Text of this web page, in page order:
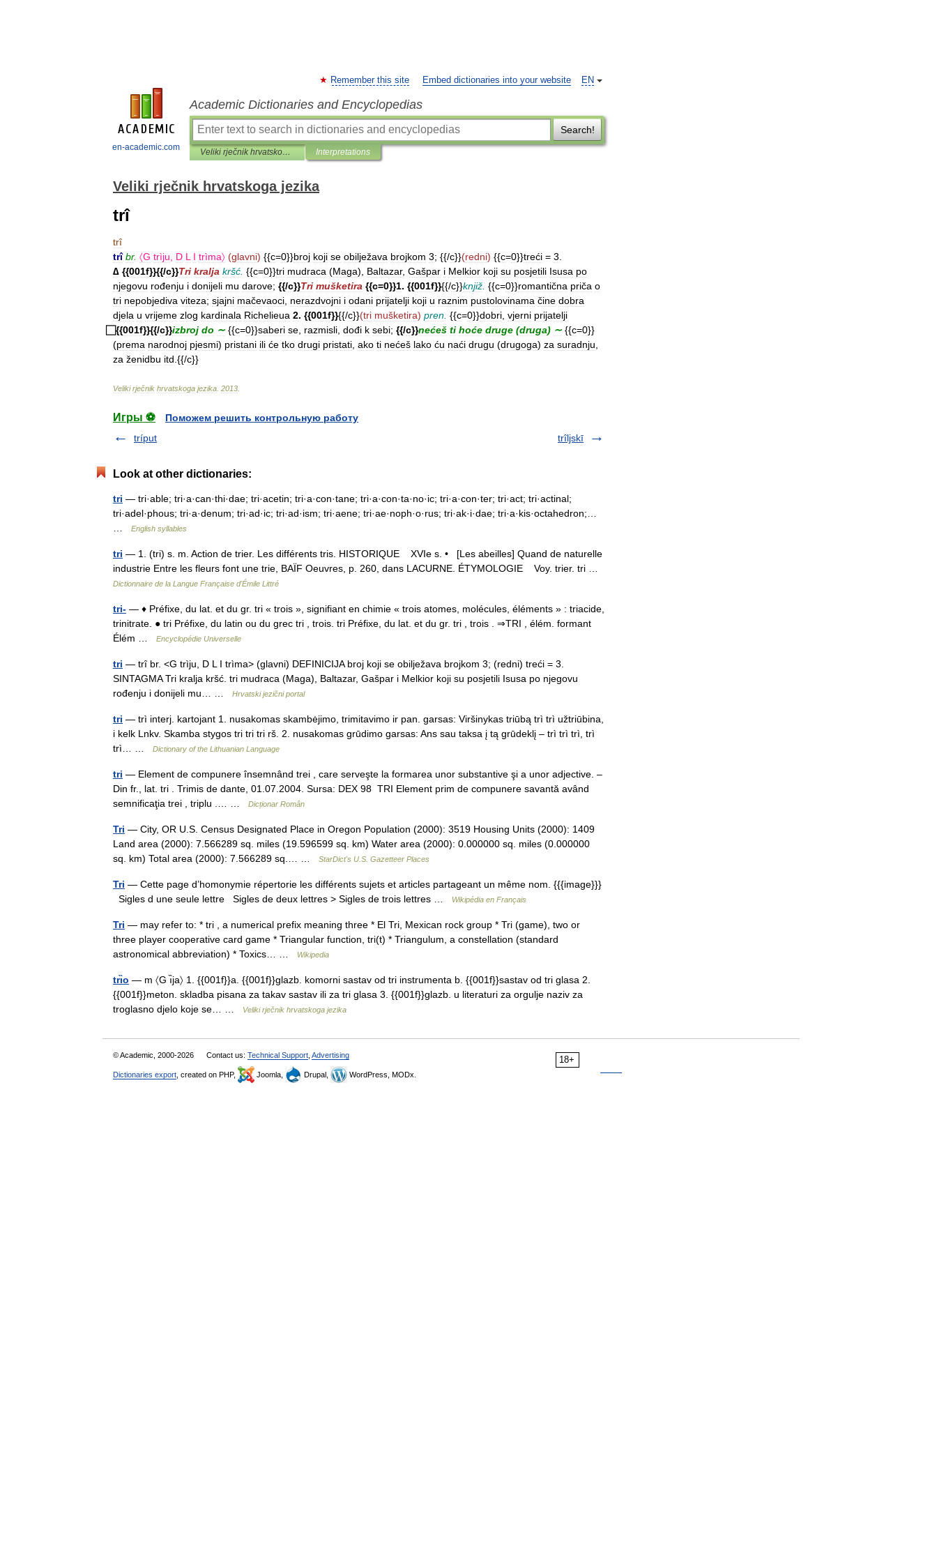
en-academic.com
EN
Remember this site Embed dictionaries into your website
Academic Dictionaries and Encyclopedias
Search!
Veliki rječnik hrvatskoga jezika Interpretations
Veliki rječnik hrvatskoga jezika
trî
trî
trî br. 〈G trìju D L I trìma〉 (glavni) {{c=0}}broj koji se obilježava brojkom 3; {{/c}}(redni) {{c=0}}treći = 3
∆ {{001f}}{{/c}}Tri kralja kršć {{c=0}}tri mudraca (Maga), Baltazar, Gašpar i Melkior koji su posjetili Isusa po
njegovu rođenju i donijeli mu darove; {{/c}}Tri mušketira {{c=0}}1. {{001f}}{{/c}}knjiž {{c=0}}romantična priča o
tri nepobjediva viteza; sjajni mačevaoci nerazdvojni i odani prijatelji koji u raznim pustolovinama čine dobra
djela u vrijeme zlog kardinala Richelieua 2. {{001f}}{{/c}}(tri mušketira) pren {{c=0}}dobri vjerni prijatelji
{{001f}}{{/c}}izbroj do ∼ {{c=0}}saberi se razmisli dođi k sebi; {{/c}}nećeš ti hoće druge (druga) ∼ {{c=0}}
(prema narodnoj pjesmi) pristani ili će tko drugi pristati ako ti nećeš lako ću naći drugu (drugoga) za suradnju
za ženidbu itd .{{/c}}
Veliki rječnik hrvatskoga jezika 2013
Игры ⚽
Поможем решить контрольную работу
tríput
trîljskī
Look at other dictionaries:
tri — tri·able; tri·a·can·thi·dae; tri·acetin; tri·a·con·tane; tri·a·con·ta·no·ic; tri·a·con·ter; tri·act; tri·actinal;
tri·adel·phous; tri·a·denum; tri·ad·ic; tri·ad·ism; tri·aene; tri·ae·noph·o·rus; tri·ak·i·dae; tri·a·kis·octahedron;…
English syllables
tri — 1. (tri) s. m. Action de trier. Les différents tris. HISTORIQUE XVIe s. • [Les abeilles] Quand de naturelle
industrie Entre les fleurs font une trie, BAÏF Oeuvres, p. 260, dans LACURNE. ÉTYMOLOGIE Voy. trier. tri …
Dictionnaire de la Langue Française d'Émile Littré
tri- — ♦ Préfixe, du lat. et du gr. tri « trois », signifiant en chimie « trois atomes, molécules, éléments » : triacide,
trinitrate. ● tri Préfixe, du latin ou du grec tri , trois. tri Préfixe, du lat. et du gr. tri , trois . ⇒TRI , élém. formant
Élém …
Encyclopédie Universelle
tri — trȋ br. <G trìju, D L I trìma> (glavni) DEFINICIJA broj koji se obilježava brojkom 3; (redni) treći = 3.
SINTAGMA Tri kralja kršć. tri mudraca (Maga), Baltazar, Gašpar i Melkior koji su posjetili Isusa po njegovu
rođenju i donijeli mu… …
Hrvatski jezični portal
tri — trì interj. kartojant 1. nusakomas skambėjimo, trimitavimo ir pan. garsas: Viršinykas triūbą trì trì užtriūbina,
i kelk Lnkv. Skamba stygos tri tri tri rš. 2. nusakomas grūdimo garsas: Ans sau taksa į tą grūdeklį – trì trì trì, trì
trì… …
Dictionary of the Lithuanian Language
tri — Element de compunere însemnând trei , care serveşte la formarea unor substantive şi a unor adjective. –
Din fr., lat. tri . Trimis de dante, 01.07.2004. Sursa: DEX 98 TRI Element prim de compunere savantă având
semnificaţia trei , triplu .… …
Dicționar Român
Tri — City, OR U.S. Census Designated Place in Oregon Population (2000): 3519 Housing Units (2000): 1409
Land area (2000): 7.566289 sq. miles (19.596599 sq. km) Water area (2000): 0.000000 sq. miles (0.000000
sq. km) Total area (2000): 7.566289 sq.… …
StarDict's U.S. Gazetteer Places
Tri — Cette page d’homonymie répertorie les différents sujets et articles partageant un même nom. {{{image}}}
Sigles d une seule lettre Sigles de deux lettres > Sigles de trois lettres …
Wikipédia en Français
Tri — may refer to: * tri , a numerical prefix meaning three * El Tri, Mexican rock group * Tri (game), two or
three player cooperative card game * Triangular function, tri(t) * Triangulum, a constellation (standard
astronomical abbreviation) * Toxics… …
Wikipedia
trı̏o — m 〈G ı̏ja〉 1. {{001f}}a. {{001f}}glazb. komorni sastav od tri instrumenta b. {{001f}}sastav od tri glasa 2.
{{001f}}meton. skladba pisana za takav sastav ili za tri glasa 3. {{001f}}glazb. u literaturi za orgulje naziv za
troglasno djelo koje se… …
Veliki rječnik hrvatskoga jezika
18+
© Academic, 2000-2026 Contact us: Technical Support Advertising
Dictionaries export , created on PHP, Joomla, Drupal, WordPress, MODx.